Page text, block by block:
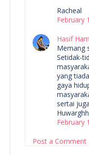
Racheal
February
Hasif
Memang
Setidak-
yang
gaya
sertai
February
Post a Comment